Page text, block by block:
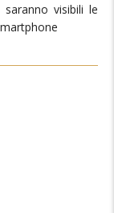
saranno visibili le